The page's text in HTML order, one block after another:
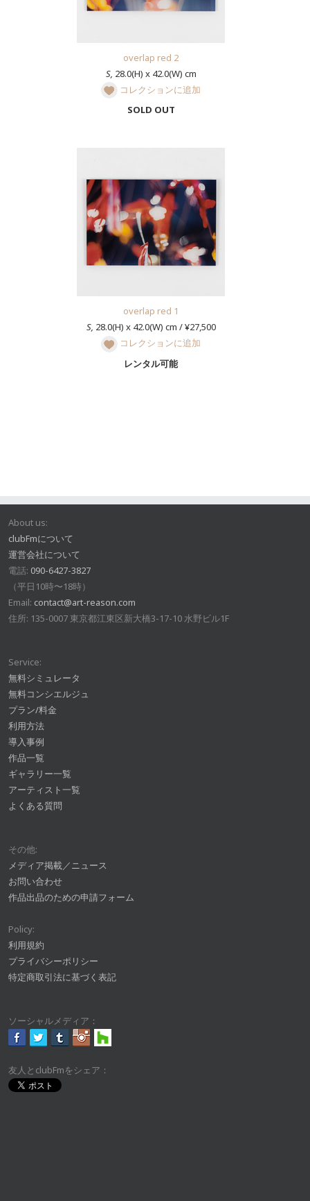
overlap red 2
S, 28.0(H) x 42.0(W) cm
コレクションに追加
SOLD OUT
overlap red 1
S, 28.0(H) x 42.0(W) cm / ¥27,500
コレクションに追加
レンタル可能
About us:
clubFmについて
運営会社について
電話: 090-6427-3827
（平日10時〜18時）
Email: contact@art-reason.com
住所: 135-0007 東京都江東区新大橋3-17-10 水野ビル1F
Service:
無料シミュレータ
無料コンシエルジュ
プラン/料金
利用方法
導入事例
作品一覧
ギャラリー一覧
アーティスト一覧
よくある質問
その他:
メディア掲載／ニュース
お問い合わせ
作品出品のための申請フォーム
Policy:
利用規約
プライバシーポリシー
特定商取引法に基づく表記
ソーシャルメディア：
友人とclubFmをシェア：